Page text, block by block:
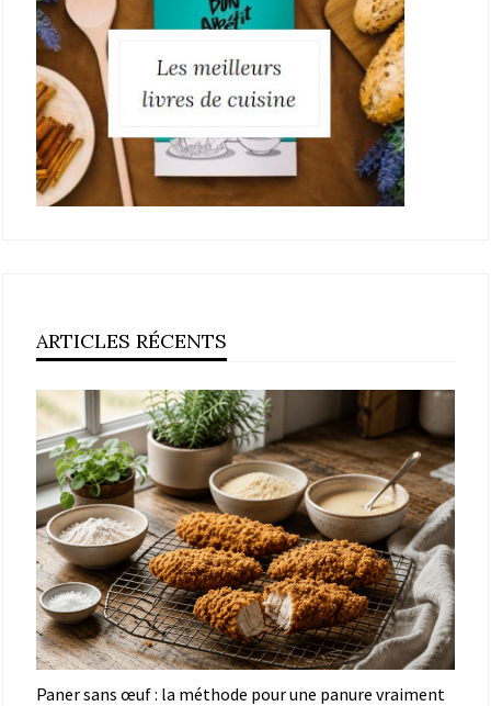
ARTICLES RÉCENTS
Paner sans œuf : la méthode pour une panure vraiment